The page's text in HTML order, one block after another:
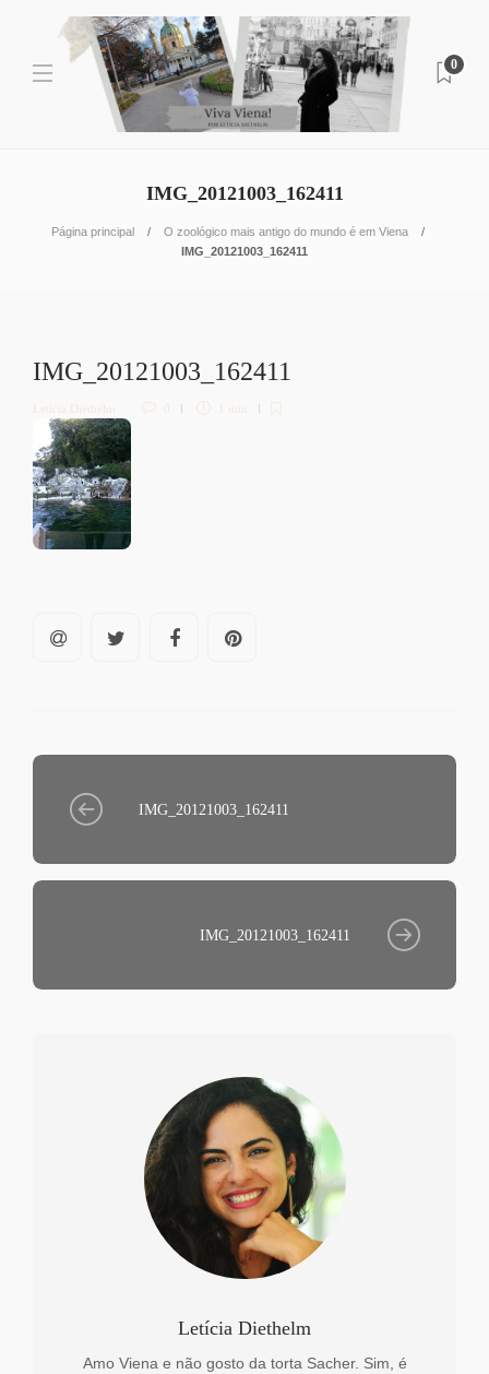
0
IMG_20121003_162411
Página principal
O zoológico mais antigo do mundo é em Viena
IMG_20121003_162411
IMG_20121003_162411
Letícia Diethelm 0 1 min
IMG_20121003_162411
IMG_20121003_162411
Letícia Diethelm
Amo Viena e não gosto da torta Sacher. Sim, é